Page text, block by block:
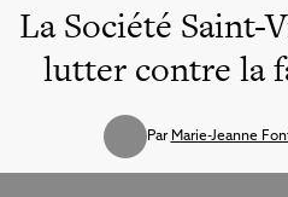
La Société Saint-
lutter contre la
Par Marie-Jeanne